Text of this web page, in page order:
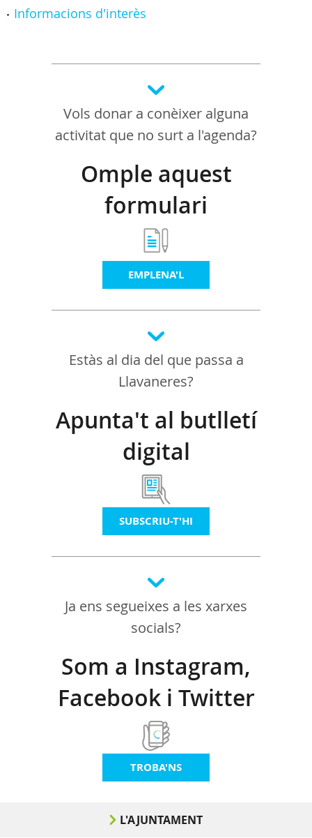
Informacions d'interès
Vols donar a conèixer alguna
activitat que no surt a l'agenda?
Omple aquest
formulari
EMPLENA'L
Estàs al dia del que passa a
Llavaneres?
Apunta't al butlletí
digital
SUBSCRIU-T'HI
Ja ens segueixes a les xarxes
socials?
Som a Instagram,
Facebook i Twitter
TROBA'NS
L'AJUNTAMENT